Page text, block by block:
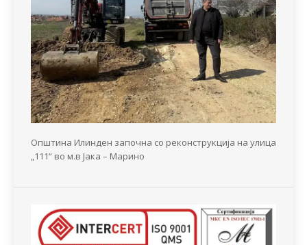
Општина Илинден започна со реконструкција на улица
„111“ во м.в Јака – Марино